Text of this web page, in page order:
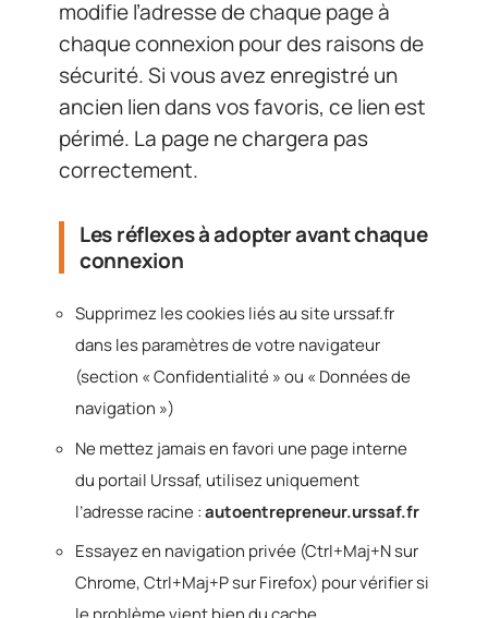
modifie l’adresse de chaque page à
chaque connexion pour des raisons de
sécurité. Si vous avez enregistré un
ancien lien dans vos favoris, ce lien est
périmé. La page ne chargera pas
correctement.
Les réflexes à adopter avant chaque
connexion
Supprimez les cookies liés au site urssaf.fr
dans les paramètres de votre navigateur
(section « Confidentialité » ou « Données de
navigation »)
Ne mettez jamais en favori une page interne
du portail Urssaf, utilisez uniquement
l’adresse racine :autoentrepreneur.urssaf.fr
Essayez en navigation privée (Ctrl+Maj+N sur
Chrome, Ctrl+Maj+P sur Firefox) pour vérifier si